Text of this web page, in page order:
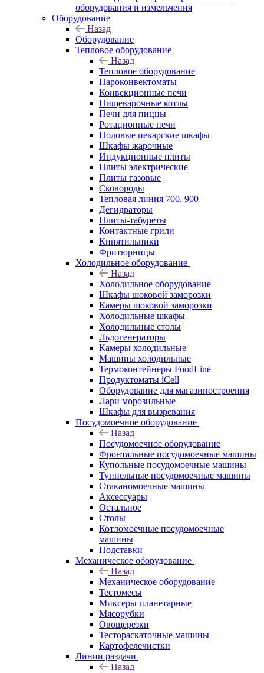
оборудования и измельчения
Оборудование
Назад
Оборудование
Тепловое оборудование
Назад
Тепловое оборудование
Пароконвектоматы
Конвекционные печи
Пищеварочные котлы
Печи для пиццы
Ротационные печи
Подовые пекарские шкафы
Шкафы жарочные
Индукционные плиты
Плиты электрические
Плиты газовые
Сковороды
Тепловая линия 700, 900
Дегидраторы
Плиты-табуреты
Контактные грили
Кипятильники
Фритюрницы
Холодильное оборудование
Назад
Холодильное оборудование
Шкафы шоковой заморозки
Камеры шоковой заморозки
Холодильные шкафы
Холодильные столы
Льдогенераторы
Камеры холодильные
Машины холодильные
Термоконтейнеры FoodLine
Продуктоматы iCell
Оборудование для магазиностроения
Лари морозильные
Шкафы для вызревания
Посудомоечное оборудование
Назад
Посудомоечное оборудование
Фронтальные посудомоечные машины
Купольные посудомоечные машины
Туннельные посудомоечные машины
Стаканомоечные машины
Аксессуары
Остальное
Столы
Котломоечные посудомоечные
машины
Подставки
Механическое оборудование
Назад
Механическое оборудование
Тестомесы
Миксеры планетарные
Мясорубки
Овощерезки
Тестораскаточные машины
Картофелечистки
Линии раздачи
Назад